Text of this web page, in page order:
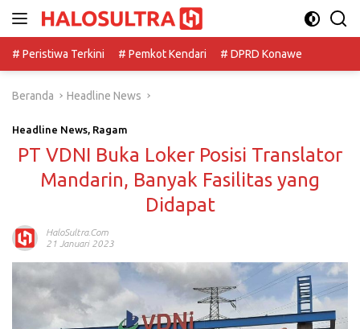
# Peristiwa Terkini
# Pemkot Kendari # DPRD Konawe
Beranda Headline News
Headline News, Ragam
PT VDNI Buka Loker Posisi Translator
Mandarin, Banyak Fasilitas yang
Didapat
HaloSultra.com
21 Januari 2023